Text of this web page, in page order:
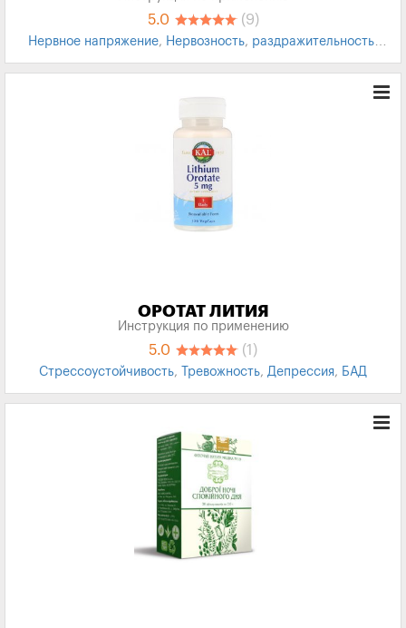
5.0 (9)
Нервное напряжение, Нервозность, раздражительность,
ОРОТАТ ЛИТИЯ
Инструкция по применению
5.0 (1)
Стрессоустойчивость, Тревожность, Депрессия, БАД